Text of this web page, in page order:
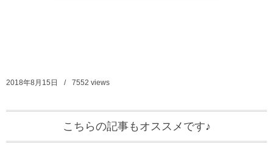
2018年8月15日 7552 views
こちらの記事もオススメです♪